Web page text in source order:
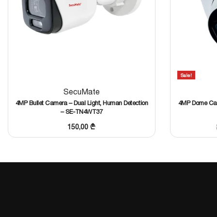
დეტალური მონაცემების გახსნა
მსგავსის შერჩევა
SecuMate
4MP Bullet Camera – Dual Light, Human Detection
– SE-TN4WT37
150,00₾
Sale!
4MP Dome